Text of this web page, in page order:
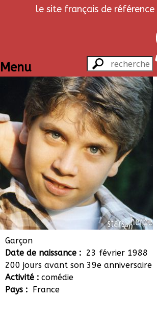
le site français de
Menu
Quentin Darras
Garçon
Date de naissance : 23 février 1988
200 jours avant son 39e anniversaire
Activité : comédie
Pays : France